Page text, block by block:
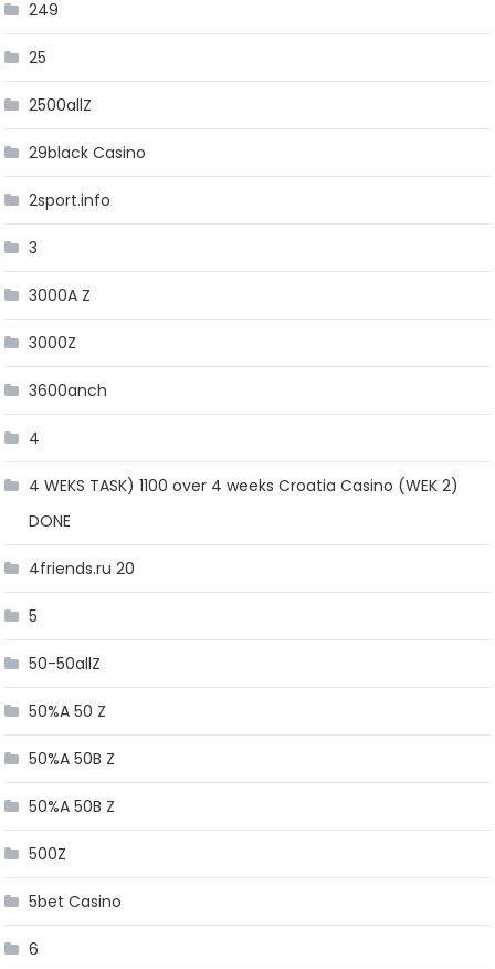
249
25
2500allZ
29black Casino
2sport.info
3
3000A Z
3000Z
3600anch
4
4 WEKS TASK) 1100 over 4 weeks Croatia Casino (WEK 2)
DONE
4friends.ru 20
5
50-50allZ
50%A 50 Z
50%A 50B Z
50%A 50B Z
500Z
5bet Casino
6